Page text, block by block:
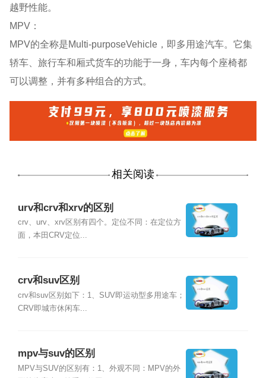
越野性能。
MPV：
MPV的全称是Multi-purposeVehicle，即多用途汽车。它集
轿车、旅行车和厢式货车的功能于一身，车内每个座椅都
可以调整，并有多种组合的方式。
相关阅读
urv和crv和xrv的区别
crv、urv、xrv区别有四个。定位不同：在定位方
面，本田CRV定位...
crv和suv区别
crv和suv区别如下：1、SUV即运动型多用途车；
CRV即城市休闲车...
mpv与suv的区别
MPV与SUV的区别有：1、外观不同：MPV的外